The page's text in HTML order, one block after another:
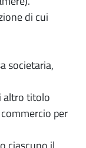
di cui
societaria,
altro titolo
per